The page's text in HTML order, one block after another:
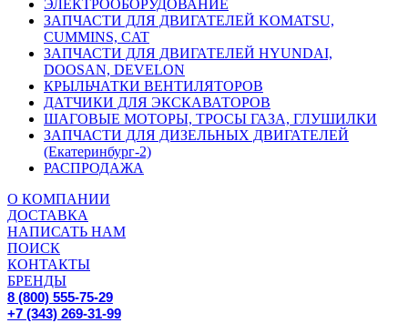
ЭЛЕКТРООБОРУДОВАНИЕ
ЗАПЧАСТИ ДЛЯ ДВИГАТЕЛЕЙ KOMATSU,
CUMMINS, CAT
ЗАПЧАСТИ ДЛЯ ДВИГАТЕЛЕЙ HYUNDAI,
DOOSAN, DEVELON
КРЫЛЬЧАТКИ ВЕНТИЛЯТОРОВ
ДАТЧИКИ ДЛЯ ЭКСКАВАТОРОВ
ШАГОВЫЕ МОТОРЫ, ТРОСЫ ГАЗА, ГЛУШИЛКИ
ЗАПЧАСТИ ДЛЯ ДИЗЕЛЬНЫХ ДВИГАТЕЛЕЙ
(Екатеринбург-2)
РАСПРОДАЖА
О КОМПАНИИ
ДОСТАВКА
НАПИСАТЬ НАМ
ПОИСК
КОНТАКТЫ
БРЕНДЫ
8 (800) 555-75-29
+7 (343) 269-31-99